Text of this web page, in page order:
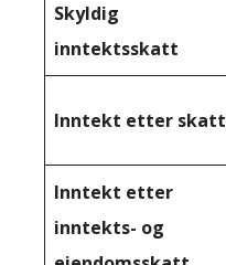
Skyldig
inntektsskatt
Inntekt etter skatt
Inntekt etter
inntekts- og